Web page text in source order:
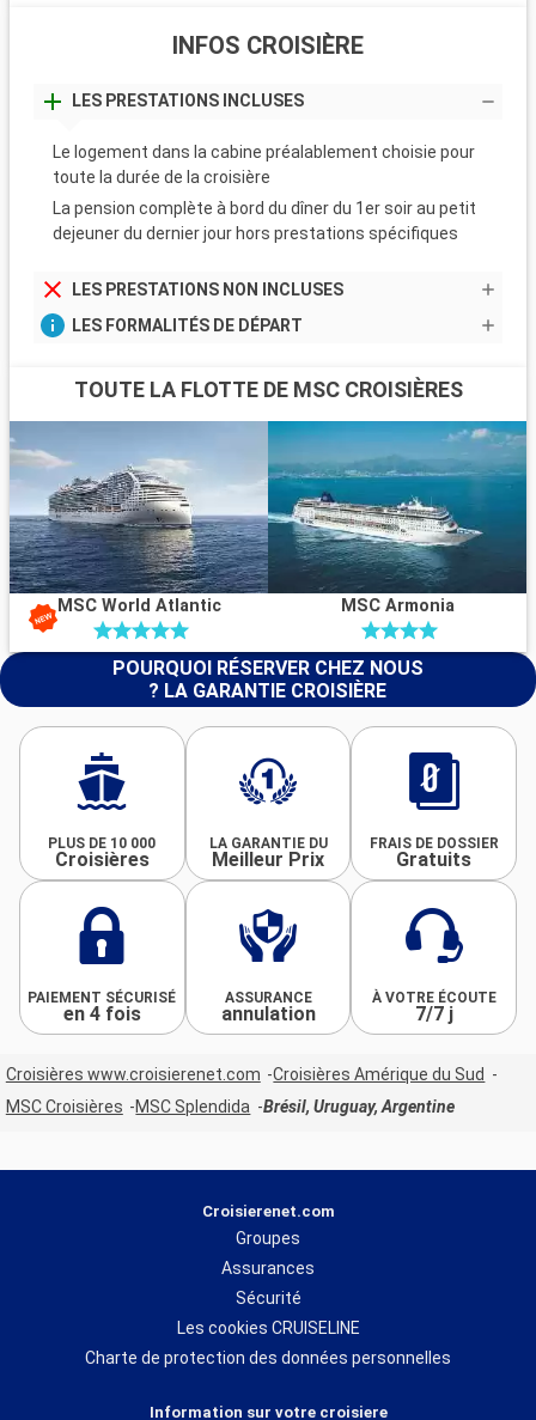
INFOS CROISIÈRE
LES PRESTATIONS INCLUSES
Le logement dans la cabine préalablement choisie pour
toute la durée de la croisière
La pension complète à bord du dîner du 1er soir au petit
dejeuner du dernier jour hors prestations spécifiques
LES PRESTATIONS NON INCLUSES
LES FORMALITÉS DE DÉPART
TOUTE LA FLOTTE DE MSC CROISIÈRES
MSC World Atlantic MSC Armonia
POURQUOI RÉSERVER CHEZ NOUS
? LA GARANTIE CROISIÈRE
PLUS DE 10 000
Croisières
LA GARANTIE DU
Meilleur Prix
FRAIS DE DOSSIER
Gratuits
PAIEMENT SÉCURISÉ
en 4 fois
ASSURANCE
annulation
À VOTRE ÉCOUTE
7/7 j
Croisières www.croisierenet.com
Croisières Amérique du Sud
MSC Croisières
MSC Splendida Brésil, Uruguay, Argentine
Croisierenet.com
Groupes
Assurances
Sécurité
Les cookies CRUISELINE
Charte de protection des données personnelles
Information sur votre croisiere